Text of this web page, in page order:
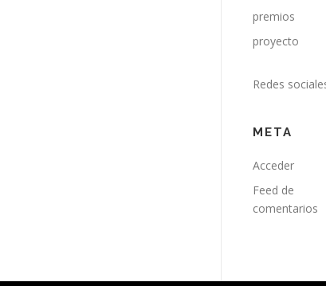
premios
proyecto
Redes
META
Acceder
Feed de
comentarios